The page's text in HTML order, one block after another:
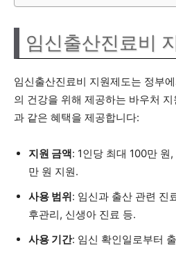
임신출산진료비
임신출산진료비 지원제도는 정부
의 건강을 위해 제공하는 바우처
과 같은 혜택을 제공합니다:
지원 금액: 1인당 최대 100만
만 원 지원.
사용 범위: 임신과 출산 관련 진
후관리, 신생아 진료 등.
사용 기간: 임신 확인일로부터